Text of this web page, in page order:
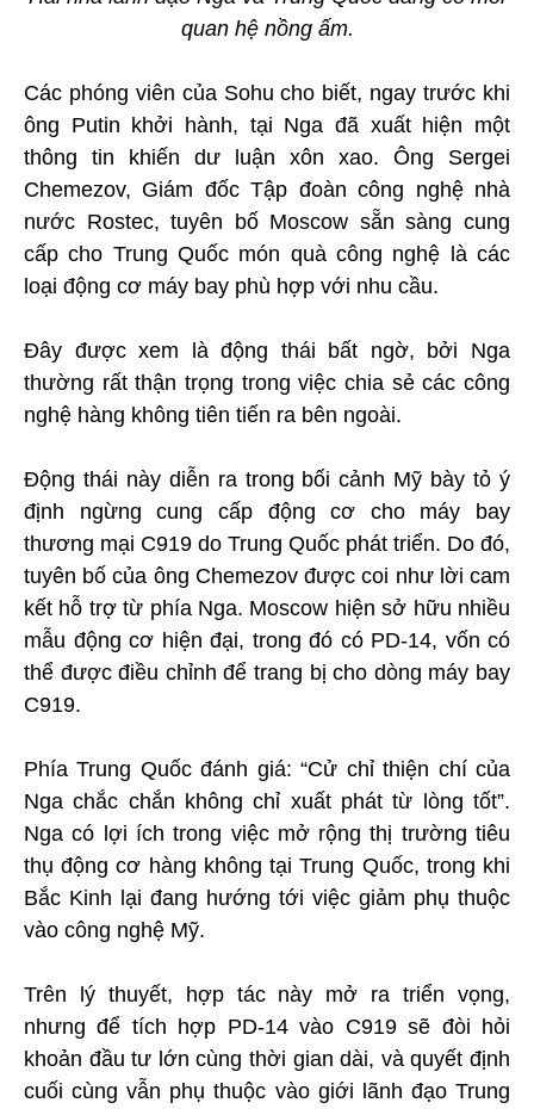
quan hệ nồng ấm.
Các phóng viên của Sohu cho biết, ngay trước khi
ông Putin khởi hành, tại Nga đã xuất hiện một
thông tin khiến dư luận xôn xao. Ông Sergei
Chemezov, Giám đốc Tập đoàn công nghệ nhà
nước Rostec, tuyên bố Moscow sẵn sàng cung
cấp cho Trung Quốc món quà công nghệ là các
loại động cơ máy bay phù hợp với nhu cầu.
Đây được xem là động thái bất ngờ, bởi Nga
thường rất thận trọng trong việc chia sẻ các công
nghệ hàng không tiên tiến ra bên ngoài.
Động thái này diễn ra trong bối cảnh Mỹ bày tỏ ý
định ngừng cung cấp động cơ cho máy bay
thương mại C919 do Trung Quốc phát triển. Do đó,
tuyên bố của ông Chemezov được coi như lời cam
kết hỗ trợ từ phía Nga. Moscow hiện sở hữu nhiều
mẫu động cơ hiện đại, trong đó có PD-14, vốn có
thể được điều chỉnh để trang bị cho dòng máy bay
C919.
Phía Trung Quốc đánh giá: “Cử chỉ thiện chí của
Nga chắc chắn không chỉ xuất phát từ lòng tốt”.
Nga có lợi ích trong việc mở rộng thị trường tiêu
thụ động cơ hàng không tại Trung Quốc, trong khi
Bắc Kinh lại đang hướng tới việc giảm phụ thuộc
vào công nghệ Mỹ.
Trên lý thuyết, hợp tác này mở ra triển vọng,
nhưng để tích hợp PD-14 vào C919 sẽ đòi hỏi
khoản đầu tư lớn cùng thời gian dài, và quyết định
cuối cùng vẫn phụ thuộc vào giới lãnh đạo Trung